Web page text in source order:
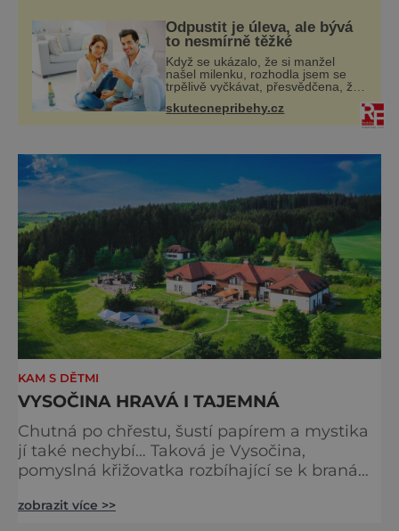
Odpustit je úleva, ale bývá
to nesmírně těžké
Když se ukázalo, že si manžel
našel milenku, rozhodla jsem se
trpělivě vyčkávat, přesvědčena, že
Možná je to jedna z nejtěžších věcí
skutecnepribehy.cz
KAM S DĚTMI
VYSOČINA HRAVÁ I TAJEMNÁ
Chutná po chřestu, šustí papírem a mystika
jí také nechybí… Taková je Vysočina,
pomyslná křižovatka rozbíhající se k branám
správná dovolenková destinace mít.
zobrazit více >>